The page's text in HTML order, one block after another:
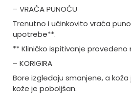
– VRAĆA PUNOĆU
Trenutno i učinkovito vraća
upotrebe**.
** Kliničko ispitivanje provedeno
– KORIGIRA
Bore izgledaju smanjene, a koža
kože je poboljšan.